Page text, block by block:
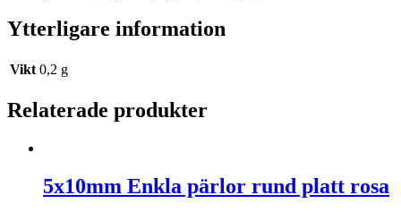
Ytterligare information
Vikt 0,2 g
Relaterade produkter
5x10mm Enkla pärlor rund platt rosa